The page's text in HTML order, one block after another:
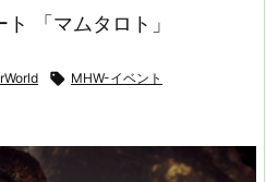
「マムタロト」
 MHW-イベント